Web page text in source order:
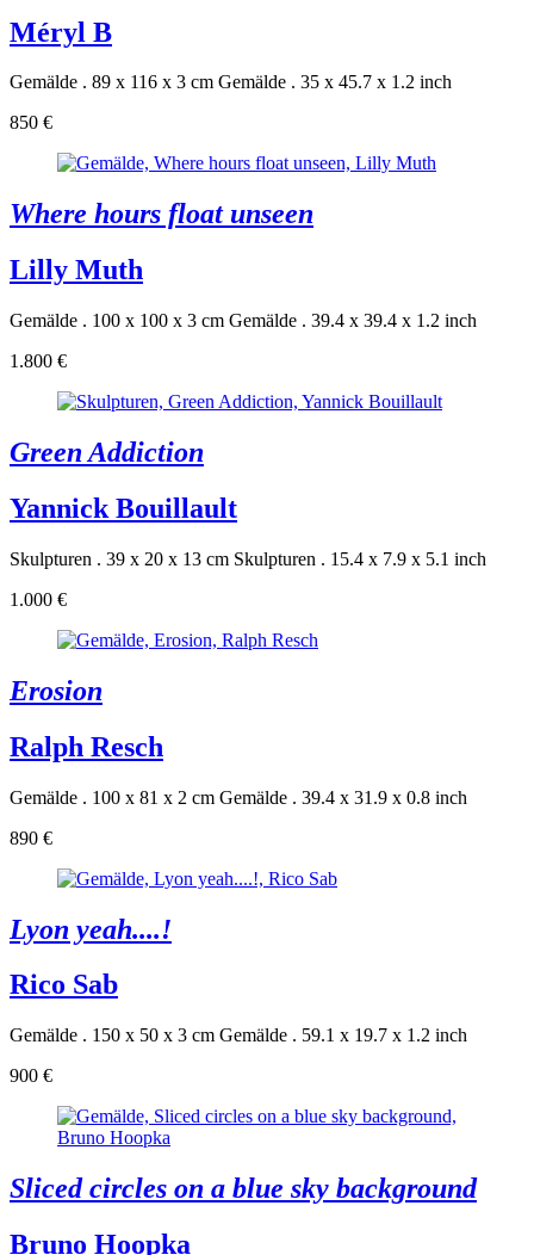
Méryl B
Gemälde . 89 x 116 x 3 cm Gemälde . 35 x 45.7 x 1.2 inch
850 €
Where hours float unseen
Lilly Muth
Gemälde . 100 x 100 x 3 cm Gemälde . 39.4 x 39.4 x 1.2 inch
1.800 €
Green Addiction
Yannick Bouillault
Skulpturen . 39 x 20 x 13 cm Skulpturen . 15.4 x 7.9 x 5.1 inch
1.000 €
Erosion
Ralph Resch
Gemälde . 100 x 81 x 2 cm Gemälde . 39.4 x 31.9 x 0.8 inch
890 €
Lyon yeah....!
Rico Sab
Gemälde . 150 x 50 x 3 cm Gemälde . 59.1 x 19.7 x 1.2 inch
900 €
Sliced circles on a blue sky background
Bruno Hoopka